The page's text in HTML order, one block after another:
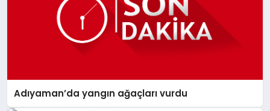
Adıyaman’da yangın ağaçları vurdu